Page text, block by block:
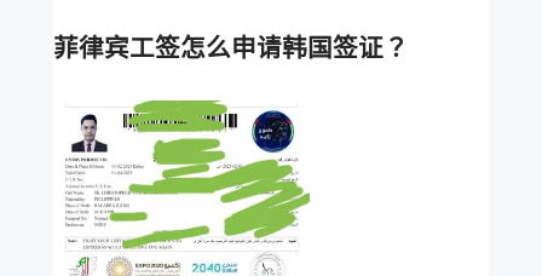
菲律宾工签怎么申请韩国签证？